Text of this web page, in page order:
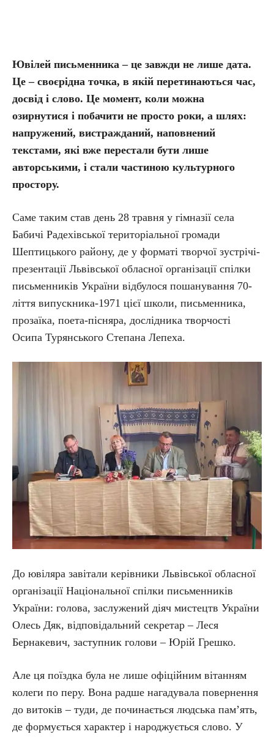
Ювілей письменника – це завжди не лише дата.
Це – своєрідна точка, в якій перетинаються час,
досвід і слово. Це момент, коли можна
озирнутися і побачити не просто роки, а шлях:
напружений, вистражданий, наповнений
текстами, які вже перестали бути лише
авторськими, і стали частиною культурного
простору.
Саме таким став день 28 травня у гімназії села
Бабичі Радехівської територіальної громади
Шептицького району, де у форматі творчої зустрічі-
презентації Львівської обласної організації спілки
письменників України відбулося пошанування 70-
ліття випускника-1971 цієї школи, письменника,
прозаїка, поета-пісняра, дослідника творчості
Осипа Турянського Степана Лепеха.
До ювіляра завітали керівники Львівської обласної
організації Національної спілки письменників
України: голова, заслужений діяч мистецтв України
Олесь Дяк, відповідальний секретар – Леся
Бернакевич, заступник голови – Юрій Грешко.
Але ця поїздка була не лише офіційним вітанням
колеги по перу. Вона радше нагадувала повернення
до витоків – туди, де починається людська пам’ять,
де формується характер і народжується слово. У